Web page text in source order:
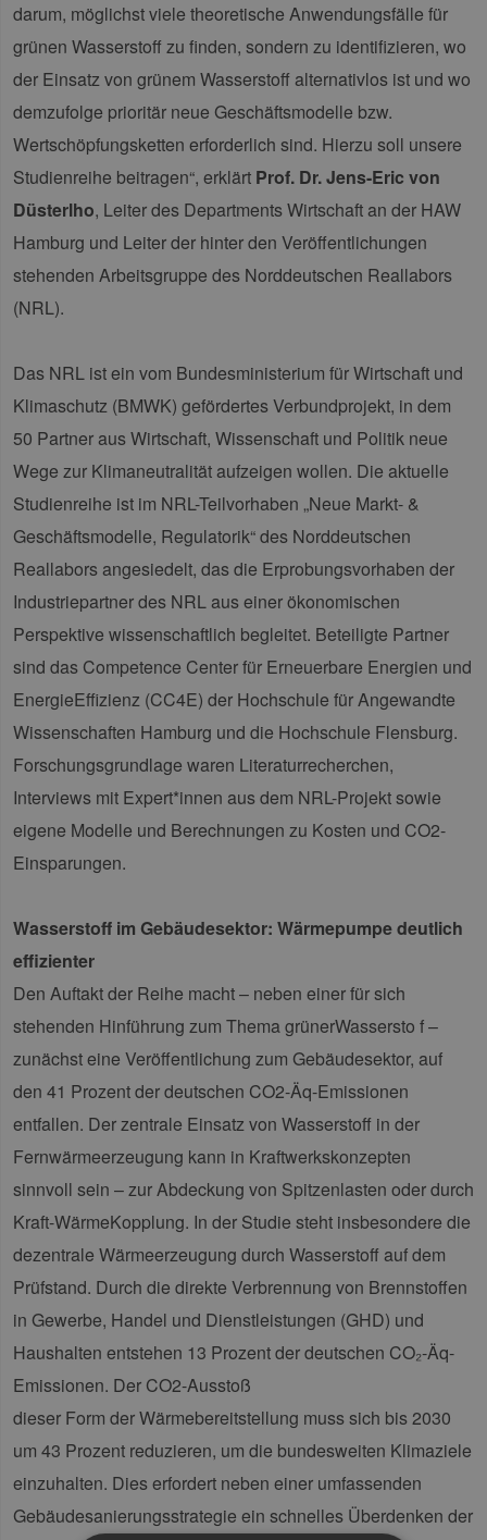
darum, möglichst viele theoretische Anwendungsfälle für
grünen Wasserstoff zu finden, sondern zu identifizieren, wo
der Einsatz von grünem Wasserstoff alternativlos ist und wo
demzufolge prioritär neue Geschäftsmodelle bzw.
Wertschöpfungsketten erforderlich sind. Hierzu soll unsere
Studienreihe beitragen“, erklärt Prof. Dr. Jens-Eric von
Düsterlho, Leiter des Departments Wirtschaft an der HAW
Hamburg und Leiter der hinter den Veröffentlichungen
stehenden Arbeitsgruppe des Norddeutschen Reallabors
(NRL).
Das NRL ist ein vom Bundesministerium für Wirtschaft und
Klimaschutz (BMWK) gefördertes Verbundprojekt, in dem
50 Partner aus Wirtschaft, Wissenschaft und Politik neue
Wege zur Klimaneutralität aufzeigen wollen. Die aktuelle
Studienreihe ist im NRL-Teilvorhaben „Neue Markt- &
Geschäftsmodelle, Regulatorik“ des Norddeutschen
Reallabors angesiedelt, das die Erprobungsvorhaben der
Industriepartner des NRL aus einer ökonomischen
Perspektive wissenschaftlich begleitet. Beteiligte Partner
sind das Competence Center für Erneuerbare Energien und
EnergieEffizienz (CC4E) der Hochschule für Angewandte
Wissenschaften Hamburg und die Hochschule Flensburg.
Forschungsgrundlage waren Literaturrecherchen,
Interviews mit Expert*innen aus dem NRL-Projekt sowie
eigene Modelle und Berechnungen zu Kosten und CO2-
Einsparungen.
Wasserstoff im Gebäudesektor: Wärmepumpe deutlich
effizienter
Den Auftakt der Reihe macht – neben einer für sich
stehenden Hinführung zum Thema grünerWassersto f –
zunächst eine Veröffentlichung zum Gebäudesektor, auf
den 41 Prozent der deutschen CO2-Äq-Emissionen
entfallen. Der zentrale Einsatz von Wasserstoff in der
Fernwärmeerzeugung kann in Kraftwerkskonzepten
sinnvoll sein – zur Abdeckung von Spitzenlasten oder durch
Kraft-WärmeKopplung. In der Studie steht insbesondere die
dezentrale Wärmeerzeugung durch Wasserstoff auf dem
Prüfstand. Durch die direkte Verbrennung von Brennstoffen
in Gewerbe, Handel und Dienstleistungen (GHD) und
Haushalten entstehen 13 Prozent der deutschen CO₂-Äq-
Emissionen. Der CO2-Ausstoß
dieser Form der Wärmebereitstellung muss sich bis 2030
um 43 Prozent reduzieren, um die bundesweiten Klimaziele
einzuhalten. Dies erfordert neben einer umfassenden
Gebäudesanierungsstrategie ein schnelles Überdenken der